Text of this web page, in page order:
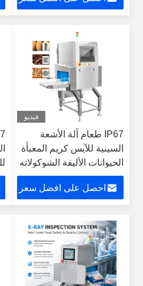
فيديو
IP67 طعام آلة الأشعة
السينية للآيس كريم المعبأة
الحيوانات الأليفة الشوكولاته
المكسرات المكسرات
الصناعة الغذائية
احصل على افضل سعر